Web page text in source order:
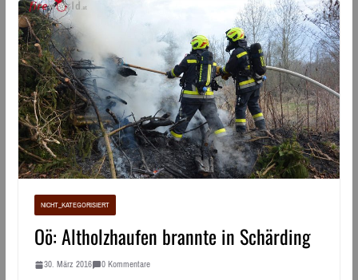
NICHT_KATEGORISIERT
Oö: Altholzhaufen brannte in Schärding
30. März 2016 0 Kommentare